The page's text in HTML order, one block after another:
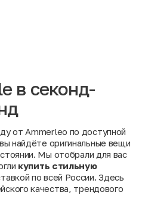
в секонд-
от Ammerleо по доступной
вы найдёте оригинальные вещи
Мы отобрали для вас
купить стильную
по всей России. Здесь
качества, трендового